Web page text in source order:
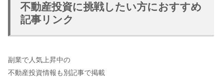
不動産投資に挑戦したい方におすすめ
記事リンク
副業で人気上昇中の
不動産投資情報も別記事で掲載